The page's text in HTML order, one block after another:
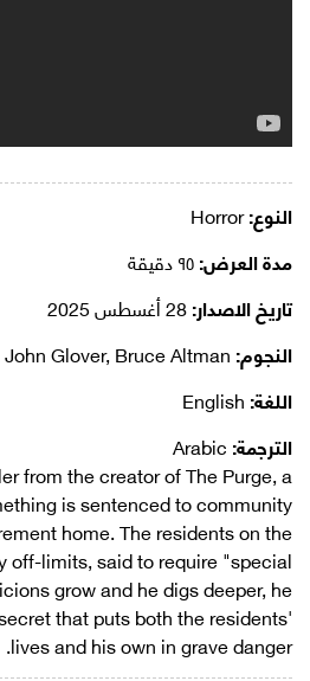
النوع:Horror
مدة العرض:
تاريخ الاصدار:
النجوم:
اللغة:
الترجمة:
from the creator of The Purge, a
is sentenced to community
home. The residents on the
off-limits, said to require "special
grow and he digs deeper, he
that puts both the residents'
lives and his own in grave danger.